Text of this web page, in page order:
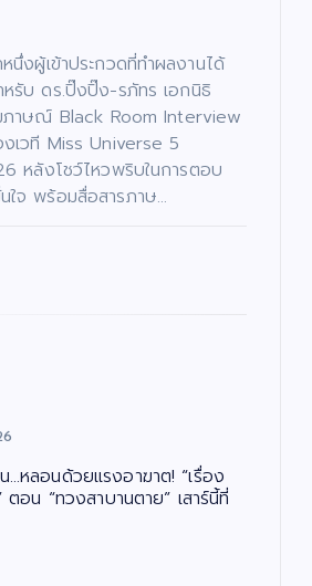
นึ่งผู้เข้าประกวดที่ทำผลงานได้
หรับ ดร.ปิ๊งปิ๊ง-รภัทร เอกนิธิ
ภาษณ์ Black Room Interview
เวที Miss Universe 5
หลังโชว์ไหวพริบในการตอบ
ใจ พร้อมสื่อสารภาษ…
…หลอนด้วยแรงอาฆาต! “เรื่อง
ตอน “ทวงสาบานตาย” เสาร์นี้ที่